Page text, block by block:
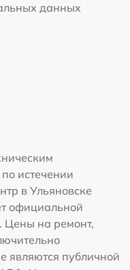
данных
истечении
в Ульяновске
официальной
Цены на ремонт,
являются публичной